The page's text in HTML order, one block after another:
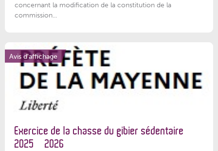
concernant la modification de la constitution de la
commission...
Avis d'affichage
Exercice de la chasse du gibier sédentaire
2025 – 2026